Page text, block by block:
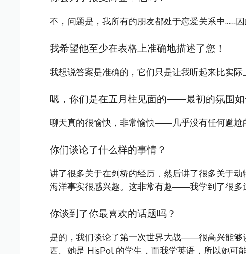
不，问题是，我所有的朋友都处于恋爱关系中……因
我希望他至少在表格上准确地描述了您！
我想说答案是准确的，它们只是让我听起来比实
嗯，你们是在五月柱见面的——最初的氛围如
聊天真的很愉快，非常愉快——几乎没有任何尴尬
你们谈论了什么样的事情？
讲了很多关于在剑桥的经历，然后讲了很多关于
海洋事实很感兴趣。这非常有趣——我学到了很多
你谈到了你最喜欢的话题吗？
是的，我们谈论了第一次世界大战——很高兴能够
西。她是 HisPol 的学生，而我学英语，所以她可